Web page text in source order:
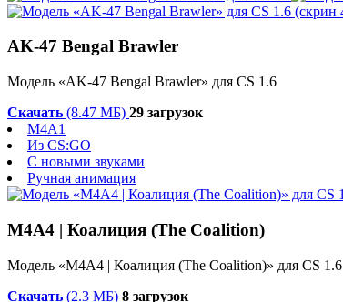
AK-47 Bengal Brawler
Модель «AK-47 Bengal Brawler» для CS 1.6
Скачать (8.47 МБ) 29 загрузок
M4A1
Из CS:GO
С новыми звуками
Ручная анимация
M4A4 | Коалиция (The Coalition)
Модель «M4A4 | Коалиция (The Coalition)» для CS 1.6
Скачать (2.3 МБ) 8 загрузок